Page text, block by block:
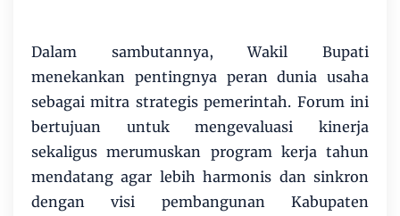
Dalam sambutannya, Wakil Bupati
menekankan pentingnya peran dunia usaha
sebagai mitra strategis pemerintah. Forum ini
bertujuan untuk mengevaluasi kinerja
sekaligus merumuskan program kerja tahun
mendatang agar lebih harmonis dan sinkron
dengan visi pembangunan Kabupaten